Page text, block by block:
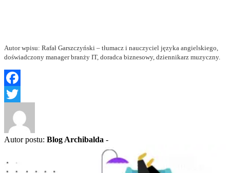
Autor wpisu: Rafał Garszczyński – tłumacz i nauczyciel języka angielskiego,
doświadczony manager branży IT, doradca biznesowy, dziennikarz muzyczny.
Facebook
Twitter
Autor postu: Blog Archibalda -